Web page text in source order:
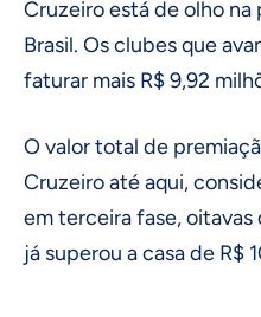
Cruzeiro está de olho
Brasil. Os clubes que
faturar mais R$ 9,92
O valor total de
Cruzeiro até aqui,
em terceira fase,
já superou a casa de R$